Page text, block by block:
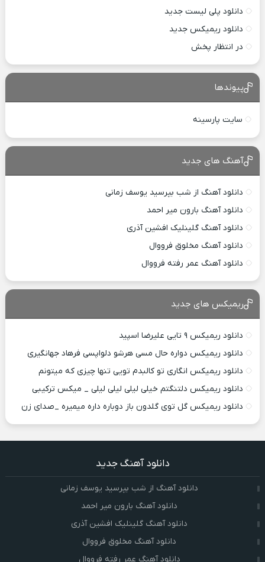
دانلود پلی لیست جدید
دانلود ریمیکس جدید
در انتظار پخش
پیوندها
سایت پارسینه
آهنگ های جدید
دانلود آهنگ از شب بپرسید یوسف زمانی
دانلود آهنگ بارون میر احمد
دانلود آهنگ گلینلیک افشین آذری
دانلود آهنگ مخلوق فرووال
دانلود آهنگ عمر رفته فرووال
ریمیکس های جدید
دانلود ریمیکس ۹ تایی علیرضا اسپید
دانلود ریمیکس دواره حال مسی هرشو دلواپسی فرهاد جهانگیری
دانلود ریمیکس انگاری تو کالبدم تویی تنها چیزی که میتونم
دانلود ریمیکس دلتنگتم خیلی لیلی لیلی لیلی _ میکس ترکیبی
دانلود ریمیکس گل توی گلدون باز دوباره داره میمیره _صدای زن
دانلود آهنگ جدید
دانلود آهنگ از شب بپرسید یوسف زمانی
دانلود آهنگ بارون میر احمد
دانلود آهنگ گلینلیک افشین آذری
دانلود آهنگ مخلوق فرووال
دانلود آهنگ عمر رفته فرووال